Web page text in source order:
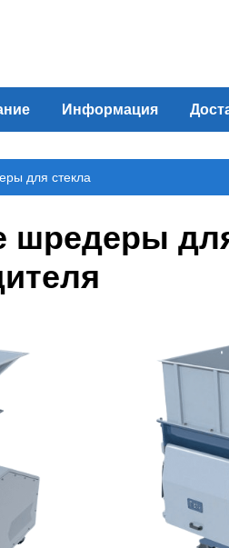
Информация
для стекла
для